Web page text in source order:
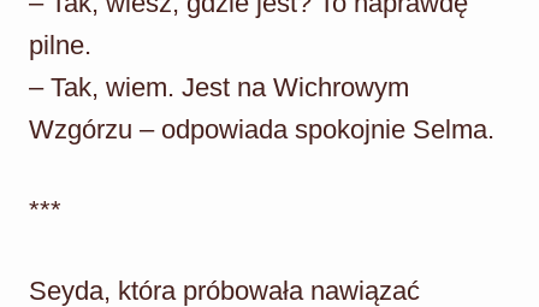
pilne.
– Tak, wiem. Jest na Wichrowym
Wzgórzu – odpowiada spokojnie Selma.
***
Seyda, która próbowała nawiązać